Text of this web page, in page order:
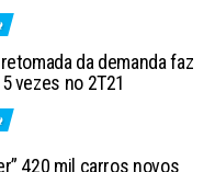
da demanda faz
vezes no 2T21
420 mil carros novos